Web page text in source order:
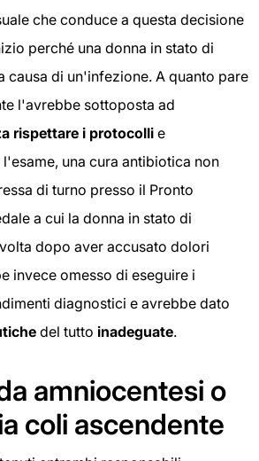
che conduce a questa decisione
perché una donna in stato di
causa di un'infezione. A quanto pare
l'avrebbe sottoposta ad
rispettare i protocolli e
una cura antibiotica non
di turno presso il Pronto
a cui la donna in stato di
dopo aver accusato dolori
invece omesso di eseguire i
diagnostici e avrebbe dato
del tutto inadeguate.
amniocentesi o
coli ascendente